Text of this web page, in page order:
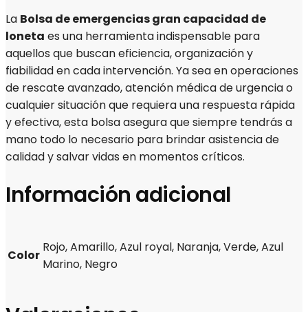
La Bolsa de emergencias gran capacidad de
loneta es una herramienta indispensable para
aquellos que buscan eficiencia, organización y
fiabilidad en cada intervención. Ya sea en operaciones
de rescate avanzado, atención médica de urgencia o
cualquier situación que requiera una respuesta rápida
y efectiva, esta bolsa asegura que siempre tendrás a
mano todo lo necesario para brindar asistencia de
calidad y salvar vidas en momentos críticos.
Información adicional
Color
Rojo, Amarillo, Azul royal, Naranja, Verde, Azul
Marino, Negro